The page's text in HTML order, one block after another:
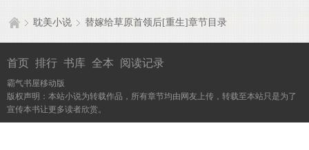
耽美小说 替嫁给草原首领后[重生]章节目录
首页 排行 书库 全本 阅读记录
霸气书屋移动版
版权声明：本站小说为转载作品，所有章节均由网友上传，转载至本站只是为了
宣传本书让更多读者欣赏。